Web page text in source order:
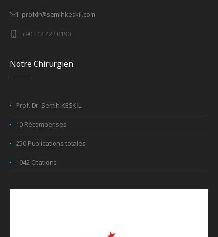
profdr@semihkeskil.com
+90 312 427 0190
Notre Chirurgien
Prof. Dr. Semih KESKİL
10 Récompenses
250 Publications totales
1042 Citations